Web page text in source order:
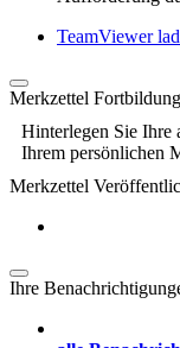
TeamViewer
Merkzettel
Hinterlegen Sie Ihre
Ihrem persönlichen
Merkzettel
Ihre